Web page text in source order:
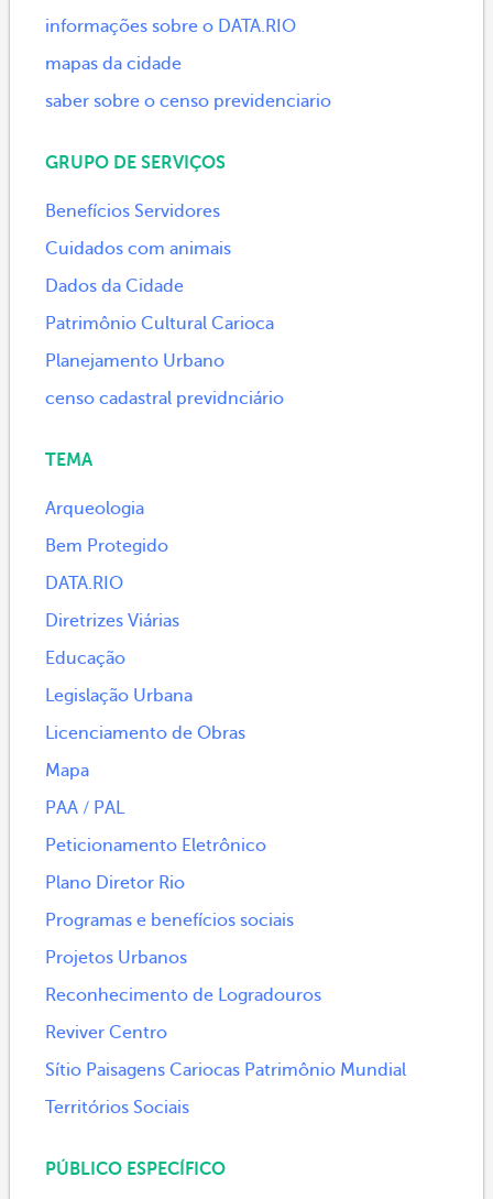
informações sobre o DATA.RIO
mapas da cidade
saber sobre o censo previdenciario
GRUPO DE SERVIÇOS
Benefícios Servidores
Cuidados com animais
Dados da Cidade
Patrimônio Cultural Carioca
Planejamento Urbano
censo cadastral previdnciário
TEMA
Arqueologia
Bem Protegido
DATA.RIO
Diretrizes Viárias
Educação
Legislação Urbana
Licenciamento de Obras
Mapa
PAA / PAL
Peticionamento Eletrônico
Plano Diretor Rio
Programas e benefícios sociais
Projetos Urbanos
Reconhecimento de Logradouros
Reviver Centro
Sítio Paisagens Cariocas Patrimônio Mundial
Territórios Sociais
PÚBLICO ESPECÍFICO